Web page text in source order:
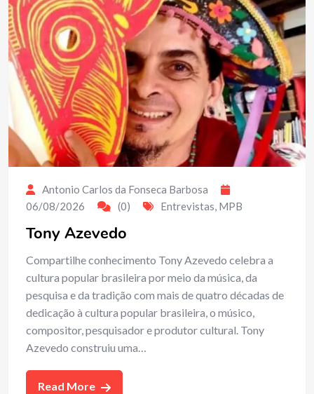
Antonio Carlos da Fonseca Barbosa
06/08/2026
(0) Entrevistas, MPB
Tony Azevedo
Compartilhe conhecimento Tony Azevedo celebra a
cultura popular brasileira por meio da música, da
pesquisa e da tradição com mais de quatro décadas de
dedicação à cultura popular brasileira, o músico,
compositor, pesquisador e produtor cultural. Tony
Azevedo construiu uma…
Read More